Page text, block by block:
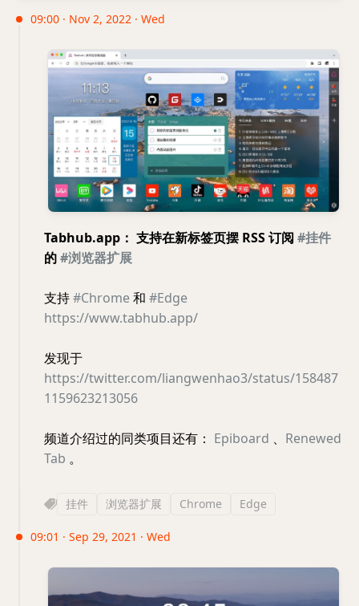
09:00 · Nov 2, 2022 · Wed
Tabhub.app： 支持在新标签页摆 RSS 订阅 #挂件
的#浏览器扩展
支持#Chrome和 #Edge
https://www.tabhub.app/
发现于
https://twitter.com/liangwenhao3/status/158487
1159623213056
频道介绍过的同类项目还有： Epiboard 、 Renewed
Tab 。
挂件 浏览器扩展 Chrome Edge
09:01 · Sep 29, 2021 · Wed